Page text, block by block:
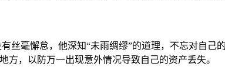
丝毫懈怠，他深知“未雨绸缪”的道理，不忘对自
方，以防万一出现意外情况导致自己的资产丢失。